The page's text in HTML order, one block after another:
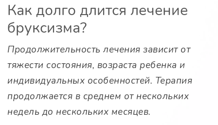
Как долго длится лечение
бруксизма?
Продолжительность лечения зависит от
тяжести состояния, возраста ребенка и
индивидуальных особенностей. Терапия
продолжается в среднем от нескольких
недель до нескольких месяцев.